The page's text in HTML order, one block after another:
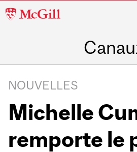
McGill
NOUVELLES
Michelle
remporte le